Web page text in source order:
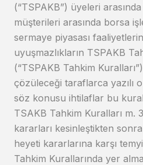
(“TSPAKB”) üyeleri
müşterileri arasında borsa
sermaye piyasası
uyuşmazlıkların TSPAKB
(“TSPAKB Tahkim
çözüleceği taraflarca yazılı
söz konusu ihtilaflar bu
TSAKB Tahkim Kuralları m.
kararları kesinleştikten
heyeti kararlarına karşı
Tahkim Kurallarında yer